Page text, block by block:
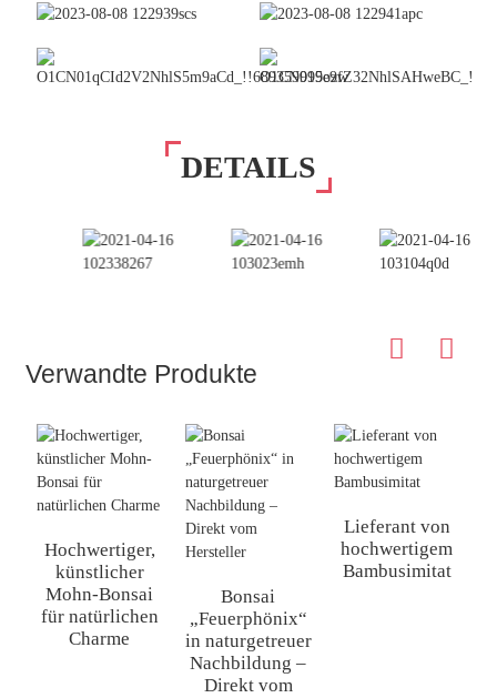
DETAILS
Verwandte Produkte
Hochwertiger,
künstlicher
Mohn-Bonsai
für natürlichen
Charme
Bonsai
„Feuerphönix“
in naturgetreuer
Nachbildung –
Direkt vom
Lieferant von
hochwertigem
Bambusimitat